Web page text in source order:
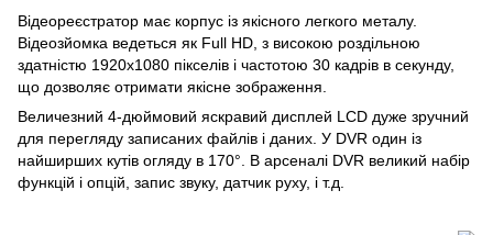
Відеореєстратор має корпус із якісного легкого металу.
Відеозйомка ведеться як Full HD, з високою роздільною
здатністю 1920х1080 пікселів і частотою 30 кадрів в секунду,
що дозволяє отримати якісне зображення.
Величезний 4-дюймовий яскравий дисплей LCD дуже зручний
для перегляду записаних файлів і даних. У DVR один із
найширших кутів огляду в 170°. В арсеналі DVR великий набір
функцій і опцій, запис звуку, датчик руху, і т.д.